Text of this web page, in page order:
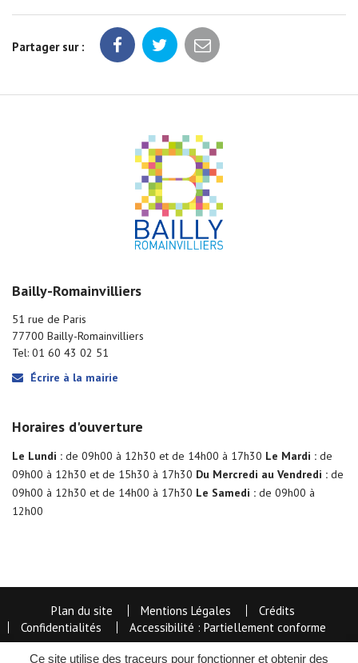
Ce site utilise des traceurs pour fonctionner et obtenir des
Partager sur :
Bailly-Romainvilliers
51 rue de Paris
77700 Bailly-Romainvilliers
Tel: 01 60 43 02 51
Écrire à la mairie
Horaires d'ouverture
Le Lundi : de 09h00 à 12h30 et de 14h00 à 17h30 Le Mardi : de
09h00 à 12h30 et de 15h30 à 17h30 Du Mercredi au Vendredi : de
09h00 à 12h30 et de 14h00 à 17h30 Le Samedi : de 09h00 à
12h00
Plan du site Mentions Légales
Crédits
Confidentialités
Accessibilité : Partiellement conforme